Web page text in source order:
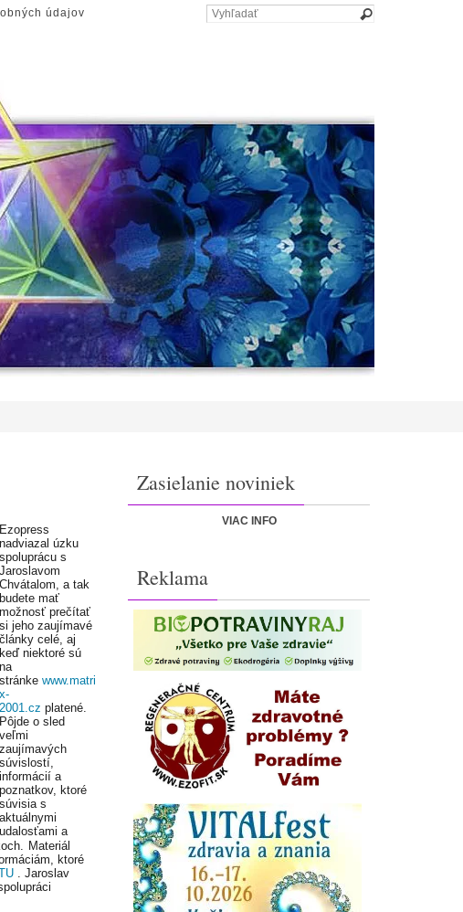
údajov
Ezopress
nadviazal úzku
spoluprácu s
Jaroslavom
Chvátalom, a tak
budete mať
možnosť prečítať
si jeho zaujímavé
články celé, aj
keď niektoré sú
na
stránke www.matri
x-
2001.cz platené.
Pôjde o sled
veľmi
zaujímavých
súvislostí,
informácií a
poznatkov, ktoré
súvisia s
aktuálnymi
udalosťami a
Materiál
ktoré
. Jaroslav
Zasielanie noviniek
VIAC INFO
Reklama